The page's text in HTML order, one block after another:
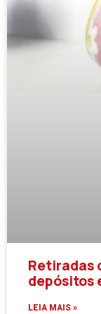
Retiradas
depósitos
LEIA MAIS »